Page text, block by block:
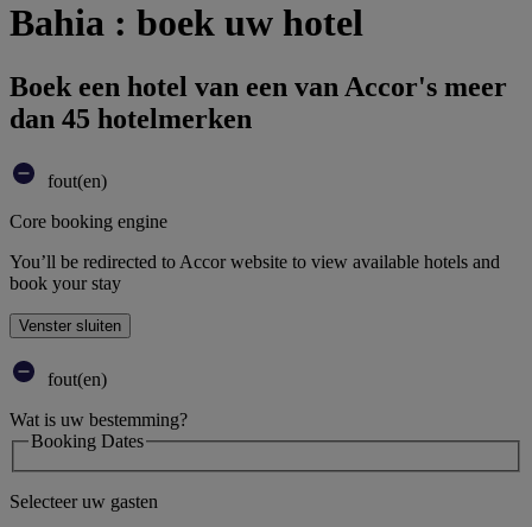
Bahia : boek uw hotel
Boek een hotel van een van Accor's meer
dan 45 hotelmerken
fout(en)
Core booking engine
You’ll be redirected to Accor website to view available hotels and
book your stay
Venster sluiten
fout(en)
Wat is uw bestemming?
Booking Dates
Selecteer uw gasten